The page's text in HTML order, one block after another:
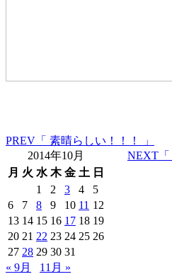
PREV 「 素晴らしい！！！ 」
NEXT
2014年10月
月 火 水 木 金 土 日
1
2 3 4
5
6
7 8 9 10 11 12
13 14 15 16 17 18 19
20 21 22 23 24 25 26
27 28 29 30 31
« 9月
11月 »